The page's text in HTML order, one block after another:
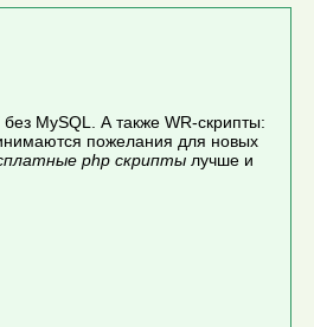
MySQL. А также WR-скрипты:
пожелания для новых
php скриптылучше и